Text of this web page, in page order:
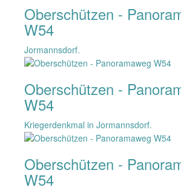
Oberschützen -
W54
Jormannsdorf.
Oberschützen -
W54
Kriegerdenkmal in Jormannsdorf.
Oberschützen -
W54